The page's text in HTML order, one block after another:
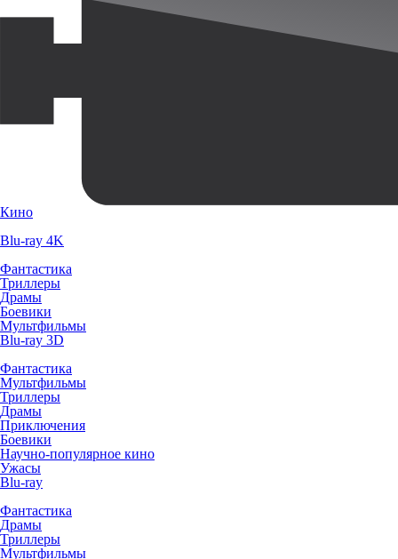
Кино
Blu-ray 4K
Фантастика
Триллеры
Драмы
Боевики
Мультфильмы
Blu-ray 3D
Фантастика
Мультфильмы
Триллеры
Драмы
Приключения
Боевики
Научно-популярное кино
Ужасы
Blu-ray
Фантастика
Драмы
Триллеры
Мультфильмы